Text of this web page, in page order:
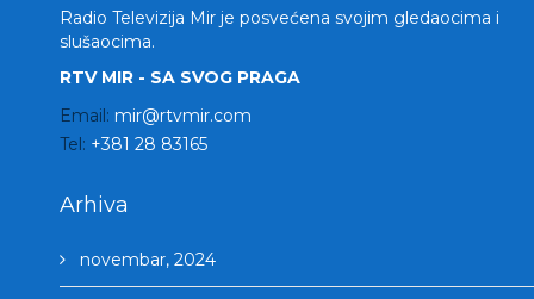
Radio Televizija Mir je posvećena svojim gledaocima i
slušaocima.
RTV MIR - SA SVOG PRAGA
Email: mir@rtvmir.com
Tel: +381 28 83165
Arhiva
novembar, 2024